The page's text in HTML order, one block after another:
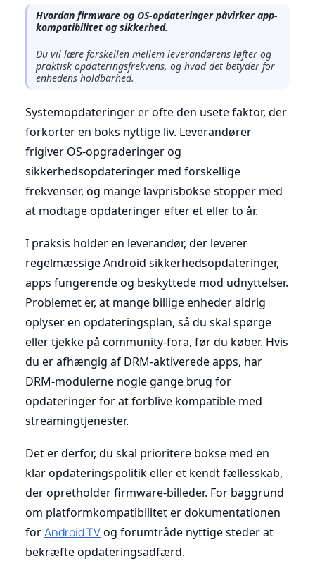
Hvordan firmware og OS-opdateringer påvirker app-
kompatibilitet og sikkerhed.
Du vil lære forskellen mellem leverandørens løfter og
praktisk opdateringsfrekvens, og hvad det betyder for
enhedens holdbarhed.
Systemopdateringer er ofte den usete faktor, der
forkorter en boks nyttige liv. Leverandører
frigiver OS-opgraderinger og
sikkerhedsopdateringer med forskellige
frekvenser, og mange lavprisbokse stopper med
at modtage opdateringer efter et eller to år.
I praksis holder en leverandør, der leverer
regelmæssige Android sikkerhedsopdateringer,
apps fungerende og beskyttede mod udnyttelser.
Problemet er, at mange billige enheder aldrig
oplyser en opdateringsplan, så du skal spørge
eller tjekke på community-fora, før du køber. Hvis
du er afhængig af DRM-aktiverede apps, har
DRM-modulerne nogle gange brug for
opdateringer for at forblive kompatible med
streamingtjenester.
Det er derfor, du skal prioritere bokse med en
klar opdateringspolitik eller et kendt fællesskab,
der opretholder firmware-billeder. For baggrund
om platformkompatibilitet er dokumentationen
forAndroid TVog forumtråde nyttige steder at
bekræfte opdateringsadfærd.